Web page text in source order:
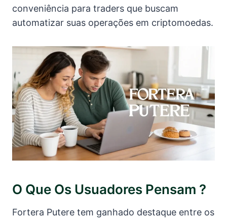
conveniência para traders que buscam
automatizar suas operações em criptomoedas.
O Que Os Usuadores Pensam ?
Fortera Putere tem ganhado destaque entre os